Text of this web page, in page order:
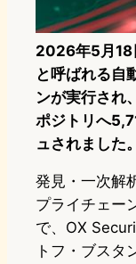
2026年5月18
と呼ばれる自
ンが実行され
ポジトリへ
ュされました。
発見・一次解
プライチェー
で、OX
トフ・ブスタ